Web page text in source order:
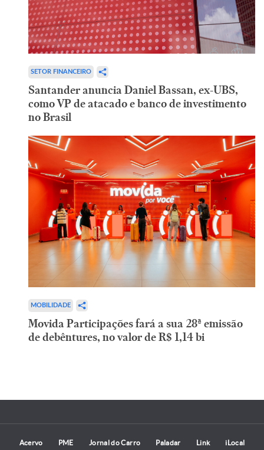
SETOR FINANCEIRO
Santander anuncia Daniel Bassan, ex-UBS,
como VP de atacado e banco de investimento
no Brasil
MOBILIDADE
Movida Participações fará a sua 28ª emissão
de debêntures, no valor de R$ 1,14 bi
Acervo PME Jornal do Carro Paladar Link iLocal